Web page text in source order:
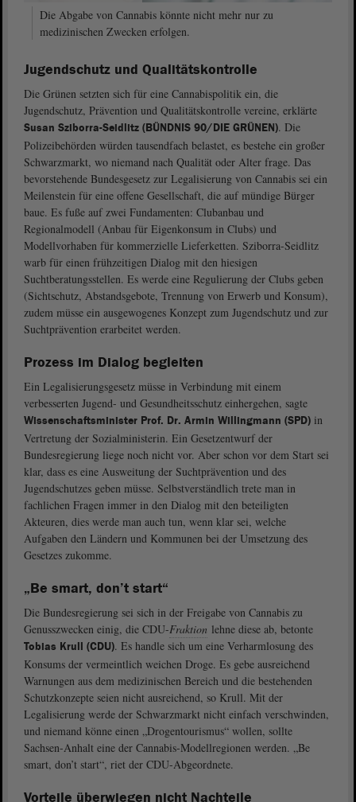
Die Abgabe von Cannabis könnte nicht mehr nur zu
medizinischen Zwecken erfolgen.
Jugendschutz und Qualitätskontrolle
Die Grünen setzten sich für eine Cannabispolitik ein, die
Jugendschutz, Prävention und Qualitätskontrolle vereine, erklärte
Susan Sziborra-Seidlitz (BÜNDNIS 90/DIE GRÜNEN). Die
Polizeibehörden würden tausendfach belastet, es bestehe ein großer
Schwarzmarkt, wo niemand nach Qualität oder Alter frage. Das
bevorstehende Bundesgesetz zur Legalisierung von Cannabis sei ein
Meilenstein für eine offene Gesellschaft, die auf mündige Bürger
baue. Es fuße auf zwei Fundamenten: Clubanbau und
Regionalmodell (Anbau für Eigenkonsum in Clubs) und
Modellvorhaben für kommerzielle Lieferketten. Sziborra-Seidlitz
warb für einen frühzeitigen Dialog mit den hiesigen
Suchtberatungsstellen. Es werde eine Regulierung der Clubs geben
(Sichtschutz, Abstandsgebote, Trennung von Erwerb und Konsum),
zudem müsse ein ausgewogenes Konzept zum Jugendschutz und zur
Suchtprävention erarbeitet werden.
Prozess im Dialog begleiten
Ein Legalisierungsgesetz müsse in Verbindung mit einem
verbesserten Jugend- und Gesundheitsschutz einhergehen, sagte
Wissenschaftsminister Prof. Dr. Armin Willingmann (SPD) in
Vertretung der Sozialministerin. Ein Gesetzentwurf der
Bundesregierung liege noch nicht vor. Aber schon vor dem Start sei
klar, dass es eine Ausweitung der Suchtprävention und des
Jugendschutzes geben müsse. Selbstverständlich trete man in
fachlichen Fragen immer in den Dialog mit den beteiligten
Akteuren, dies werde man auch tun, wenn klar sei, welche
Aufgaben den Ländern und Kommunen bei der Umsetzung des
Gesetzes zukomme.
„Be smart, don’t start“
Die Bundesregierung sei sich in der Freigabe von Cannabis zu
Genusszwecken einig, die CDU-Fraktion lehne diese ab, betonte
Tobias Krull (CDU). Es handle sich um eine Verharmlosung des
Konsums der vermeintlich weichen Droge. Es gebe ausreichend
Warnungen aus dem medizinischen Bereich und die bestehenden
Schutzkonzepte seien nicht ausreichend, so Krull. Mit der
Legalisierung werde der Schwarzmarkt nicht einfach verschwinden,
und niemand könne einen „Drogentourismus“ wollen, sollte
Sachsen-Anhalt eine der Cannabis-Modellregionen werden. „Be
smart, don’t start“, riet der CDU-Abgeordnete.
Vorteile überwiegen nicht Nachteile